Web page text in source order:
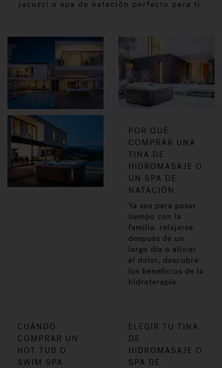
jacuzzi o spa de natación perfecto para ti.
POR QUÉ
COMPRAR UNA
TINA DE
HIDROMASAJE O
UN SPA DE
NATACIÓN
Ya sea para pasar
tiempo con la
familia, relajarse
después de un
largo día o aliviar
el dolor, descubre
los beneficios de la
hidroterapia.
CUÁNDO
COMPRAR UN
HOT TUB O
SWIM SPA
ELEGIR TU TINA
DE
HIDROMASAJE O
SPA DE